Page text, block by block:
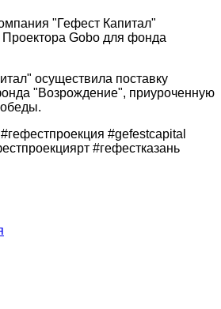
"Гефест Капитал"
Проектора Gobo для фонда
осуществила поставку
"Возрождение", приуроченную
#gefestcapital
#гефестказань